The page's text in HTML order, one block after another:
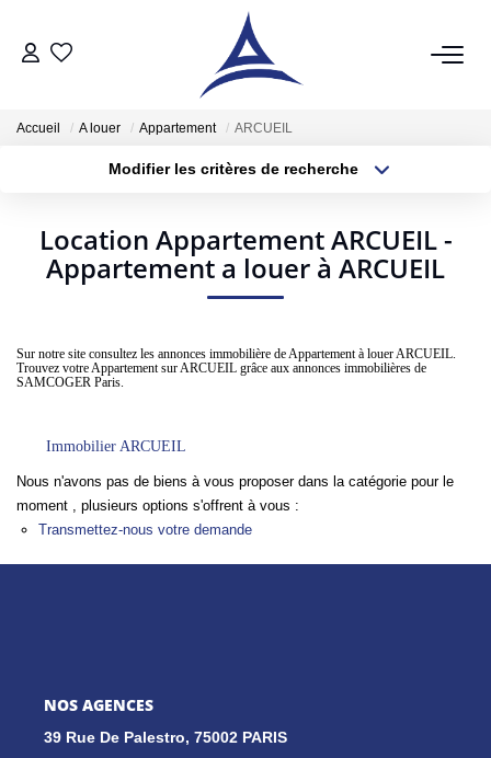
VENTES
Acheter
Vendre
Estimer
LOCATIONS
EXTRANET
Accueil A louer Appartement ARCUEIL
Modifier les critères de recherche
Sélectionnez...
Type de bien
Surface min
Créer une alerte
Location Appartement ARCUEIL -
Appartement a louer à ARCUEIL
Sur notre site consultez les annonces immobilière de Appartement à louer ARCUEIL.
Trouvez votre Appartement sur ARCUEIL grâce aux annonces immobilières de
SAMCOGER Paris.
Immobilier ARCUEIL
Nous n'avons pas de biens à vous proposer dans la catégorie pour le
moment , plusieurs options s'offrent à vous :
Transmettez-nous votre demande
NOS AGENCES
39 Rue De Palestro, 75002 PARIS